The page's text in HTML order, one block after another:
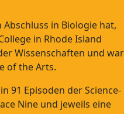
in Biologie hat,
in Rhode Island
Wissenschaften und war
of the Arts.
91 Episoden der Science-
Nine und jeweils eine